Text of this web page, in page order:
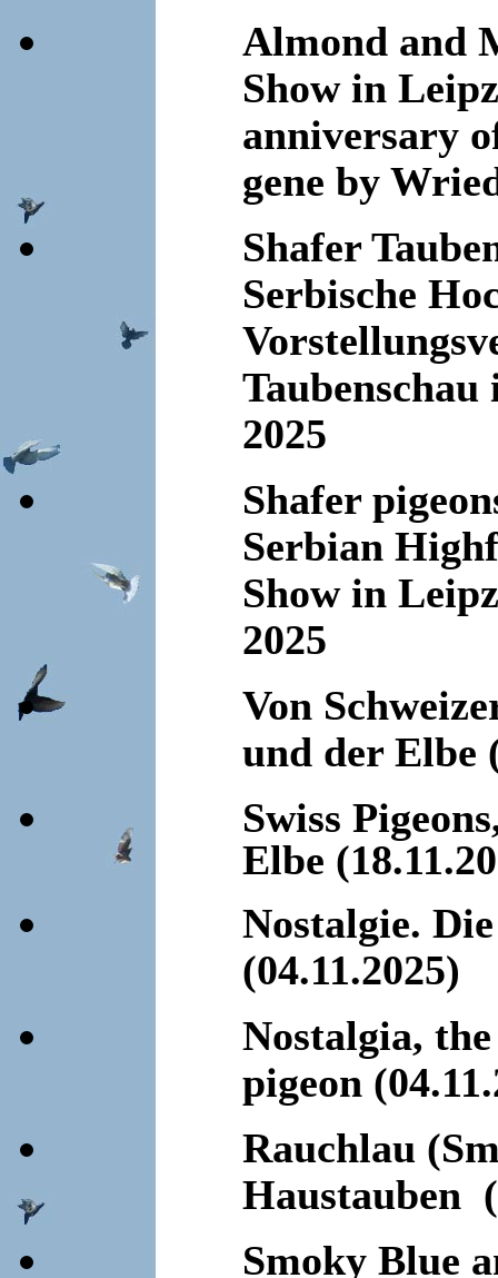
Almond and
Show in
anniversary
gene by
Shafer
Serbische
2025
Shafer
Serbian
Show in
2025
Von
und der Elbe
Swiss
Elbe
Nostalgie.
(04.11.2025)
Nostalgia,
pigeon
Rauchlau
Haustauben
Smoky Blue